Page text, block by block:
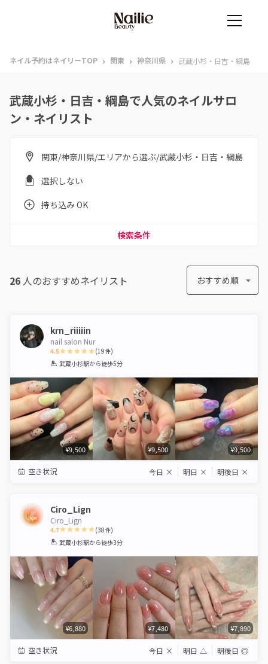
ネイル予約はネイリーTOP › 関東 › 神奈川県 › 武蔵小杉・日吉・綱島
武蔵小杉・日吉・綱島で人気のネイルサロ
ン・ネイリスト
関東/神奈川県/エリアから選ぶ/武蔵小杉・日吉・綱島
選択しない
持ち込み OK
検索条件
26 人のおすすめネイリスト おすすめ順
krn_riiiiin
nail salon Nur
4.5
1 2 3 4 5
(19件)
武蔵小杉駅から徒歩5分
¥9,500 ¥9,500 ¥9,500
空き状況 今日 × 明日 × 明後日 ×
Ciro_Lign
Ciro_Lign
4.7
1 2 3 4 5
(38件)
武蔵小杉駅から徒歩3分
¥6,880 ¥7,480 ¥7,890
空き状況 今日 × 明日 △ 明後日 ◎